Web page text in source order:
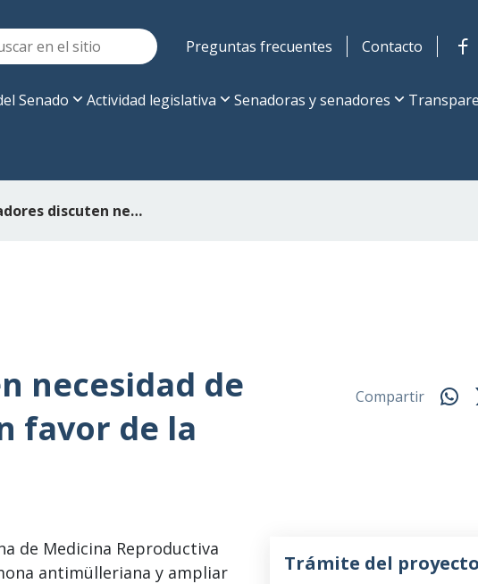
Preguntas frecuentes Contacto
Senado Actividad legislativa Senadoras y senadores
Senadores discuten necesidad de relevar políticas en favor de la fertilidad
necesidad de
favor de la
Compartir
de Medicina Reproductiva
antimülleriana y ampliar
Trámite del proyecto